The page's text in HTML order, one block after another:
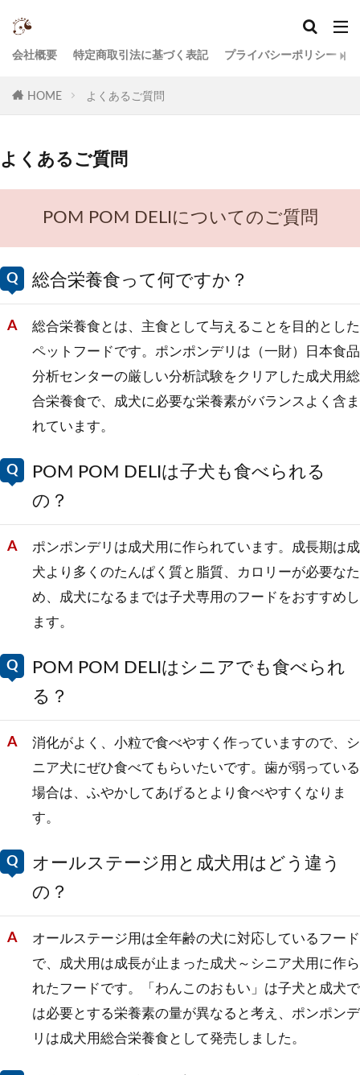
会社概要 特定商取引法に基づく表記 プライバシーポリシー
HOME よくあるご質問
よくあるご質問
POM POM DELIについてのご質問
総合栄養食って何ですか？
総合栄養食とは、主食として与えることを目的とした
ペットフードです。ポンポンデリは（一財）日本食品
分析センターの厳しい分析試験をクリアした成犬用総
合栄養食で、成犬に必要な栄養素がバランスよく含ま
れています。
POM POM DELIは子犬も食べられる
の？
ポンポンデリは成犬用に作られています。成長期は成
犬より多くのたんぱく質と脂質、カロリーが必要なた
め、成犬になるまでは子犬専用のフードをおすすめし
ます。
POM POM DELIはシニアでも食べられ
る？
消化がよく、小粒で食べやすく作っていますので、シ
ニア犬にぜひ食べてもらいたいです。歯が弱っている
場合は、ふやかしてあげるとより食べやすくなりま
す。
オールステージ用と成犬用はどう違う
の？
オールステージ用は全年齢の犬に対応しているフード
で、成犬用は成長が止まった成犬～シニア犬用に作ら
れたフードです。「わんこのおもい」は子犬と成犬で
は必要とする栄養素の量が異なると考え、ポンポンデ
リは成犬用総合栄養食として発売しました。